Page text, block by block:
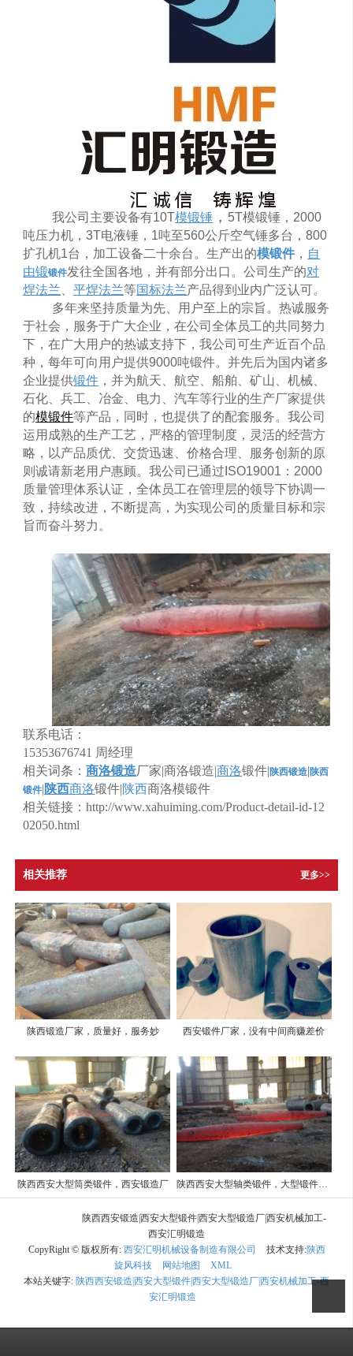
我公司主要设备有10T模锻锤 ， 5T模锻锤， 2000
吨压力机，3T电液锤， 1吨至560公斤空气锤多台，800
扩孔机1台，加工设备二十余台。生产出的模锻件， 自
由锻锻件发往全国各地，并有部分出口。公司生产的对
焊法兰 、平焊法兰等国标法兰产品得到业内广泛认可。
多年来坚持质量为先、用户至上的宗旨。热诚服务
于社会，服务于广大企业，在公司全体员工的共同努力
下，在广大用户的热诚支持下，我公司可生产近百个品
种，每年可向用户提供9000吨锻件。并先后为国内诸多
企业提供锻件 ，并为航天、航空、船舶、矿山、机械、
石化、兵工、冶金、电力、汽车等行业的生产厂家提供
的模锻件等产品，同时，也提供了的配套服务。我公司
运用成熟的生产工艺，严格的管理制度，灵活的经营方
略，以产品质优、交货迅速、价格合理、服务创新的原
则诚请新老用户惠顾。我公司已通过 ISO19001 ： 2000
质量管理体系认证，全体员工在管理层的领导下协调一
致，持续改进，不断提高，为实现公司的质量目标和宗
旨而奋斗努力。
联系电话：
15353676741 周经理
相关词条：商洛锻造厂家|商洛锻造|商洛锻件|陕西锻造|陕西
锻件|陕西商洛锻件|陕西商洛模锻件
相关链接：http://www.xahuiming.com/Product-detail-id-12
02050.html
相关推荐 更多>>
陕西锻造厂家，质量好，服务妙 西安锻件厂家，没有中间商赚差价
陕西西安大型筒类锻件，西安锻造厂 陕西西安大型轴类锻件，大型锻件厂家
陕西西安锻造|西安大型锻件|西安大型锻造厂|西安机械加工-
西安汇明锻造
CopyRight © 版权所有: 西安汇明机械设备制造有限公司 技术支持:陕西
旋风科技
网站地图
XML
本站关键字: 陕西西安锻造|西安大型锻件|西安大型锻造厂|西安机械加工-西
安汇明锻造